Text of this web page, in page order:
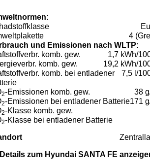
4
und Emissionen nach WLTP:
komb. gew.
1,7 kWh/
komb. gew.
19,2 kWh/
komb. bei entladener
7,5 l/
2-Emissionen komb. gew.
38
2-Emissionen bei entladener Batterie171
2-Klasse komb. gew.
2-Klasse bei entladener Batterie
Details zum Hyundai SANTA FE